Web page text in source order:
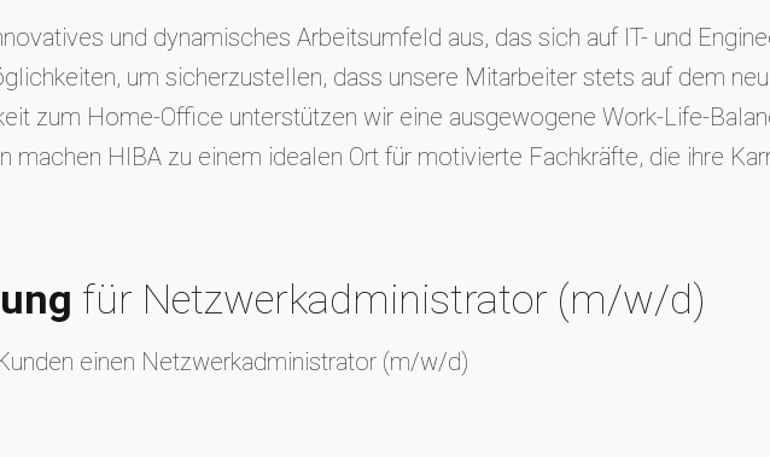
und dynamisches Arbeitsumfeld aus, das sich auf IT- und
um sicherzustellen, dass unsere Mitarbeiter stets auf dem
zum Home-Office unterstützen wir eine ausgewogene Work-Life-
machen HIBA zu einem idealen Ort für motivierte Fachkräfte, die ihre
für Netzwerkadministrator (m/w/d)
einen Netzwerkadministrator (m/w/d)